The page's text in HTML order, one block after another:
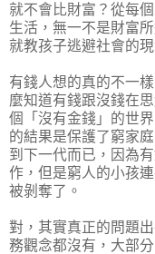
就不會比財富？從每
生活，無一不是財富
就教孩子逃避社會的
有錢人想的真的不一
麼知道有錢跟沒錢在
個「沒有金錢」的世
的結果是保護了窮家
到下一代而已，因為
作，但是窮人的小孩
被剝奪了。
對，其實真正的問題
務觀念都沒有，大部